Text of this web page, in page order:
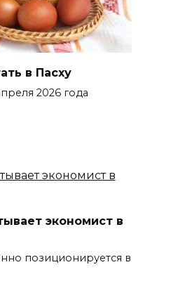
в Пасху
2026 года
экономист в
позиционируется в